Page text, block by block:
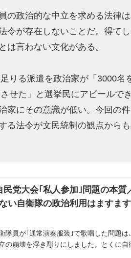
の政治的な中立を求める法律
令が存在しないことだ。得て
は言わない文化がある。
りる派遣を政治家が「3000名
せた」と選挙民にアピールで
家にその意識が低い。今回の
法令が文民統制の観点からも
民党大会｢私人参加｣問題の本質
い自衛隊の政治利用はますま
隊員が｢通常演奏服装｣で歌唱した問題は
の崩壊を浮き彫りにしました。とくに自